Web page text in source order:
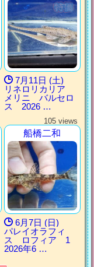
7月11日 (土)
リネロリカリア
メリニ バルセロ
ス 2026 …
105 views
船橋二和
6月7日 (日)
パレイオラフィ
ス ロフィア 1
2026年6 …